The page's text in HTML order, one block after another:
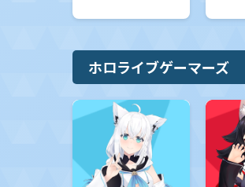
ホロライブゲーマーズ